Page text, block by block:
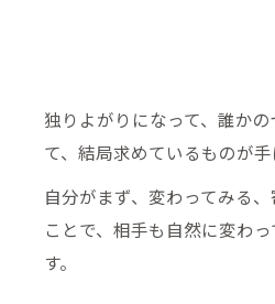
独りよがりになって、誰か
て、結局求めているものが手
自分がまず、変わってみる
ことで、相手も自然に変わ
す。